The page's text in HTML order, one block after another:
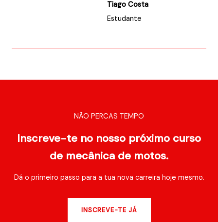
Tiago Costa
Estudante
NÃO PERCAS TEMPO
Inscreve-te no nosso próximo curso
de mecânica de motos.
Dá o primeiro passo para a tua nova carreira hoje mesmo.
INSCREVE-TE JÁ